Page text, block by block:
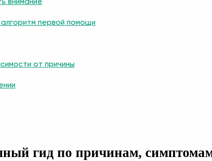
внимание
первой помощи
от причины
гид по причинам,